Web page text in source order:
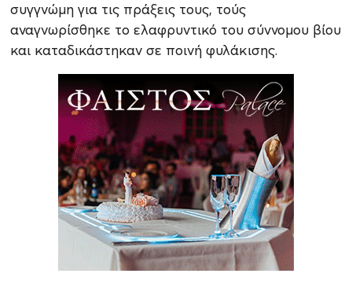
συγγνώμη για τις πράξεις τους, τούς
αναγνωρίσθηκε το ελαφρυντικό του σύννομου βίου
και καταδικάστηκαν σε ποινή φυλάκισης.